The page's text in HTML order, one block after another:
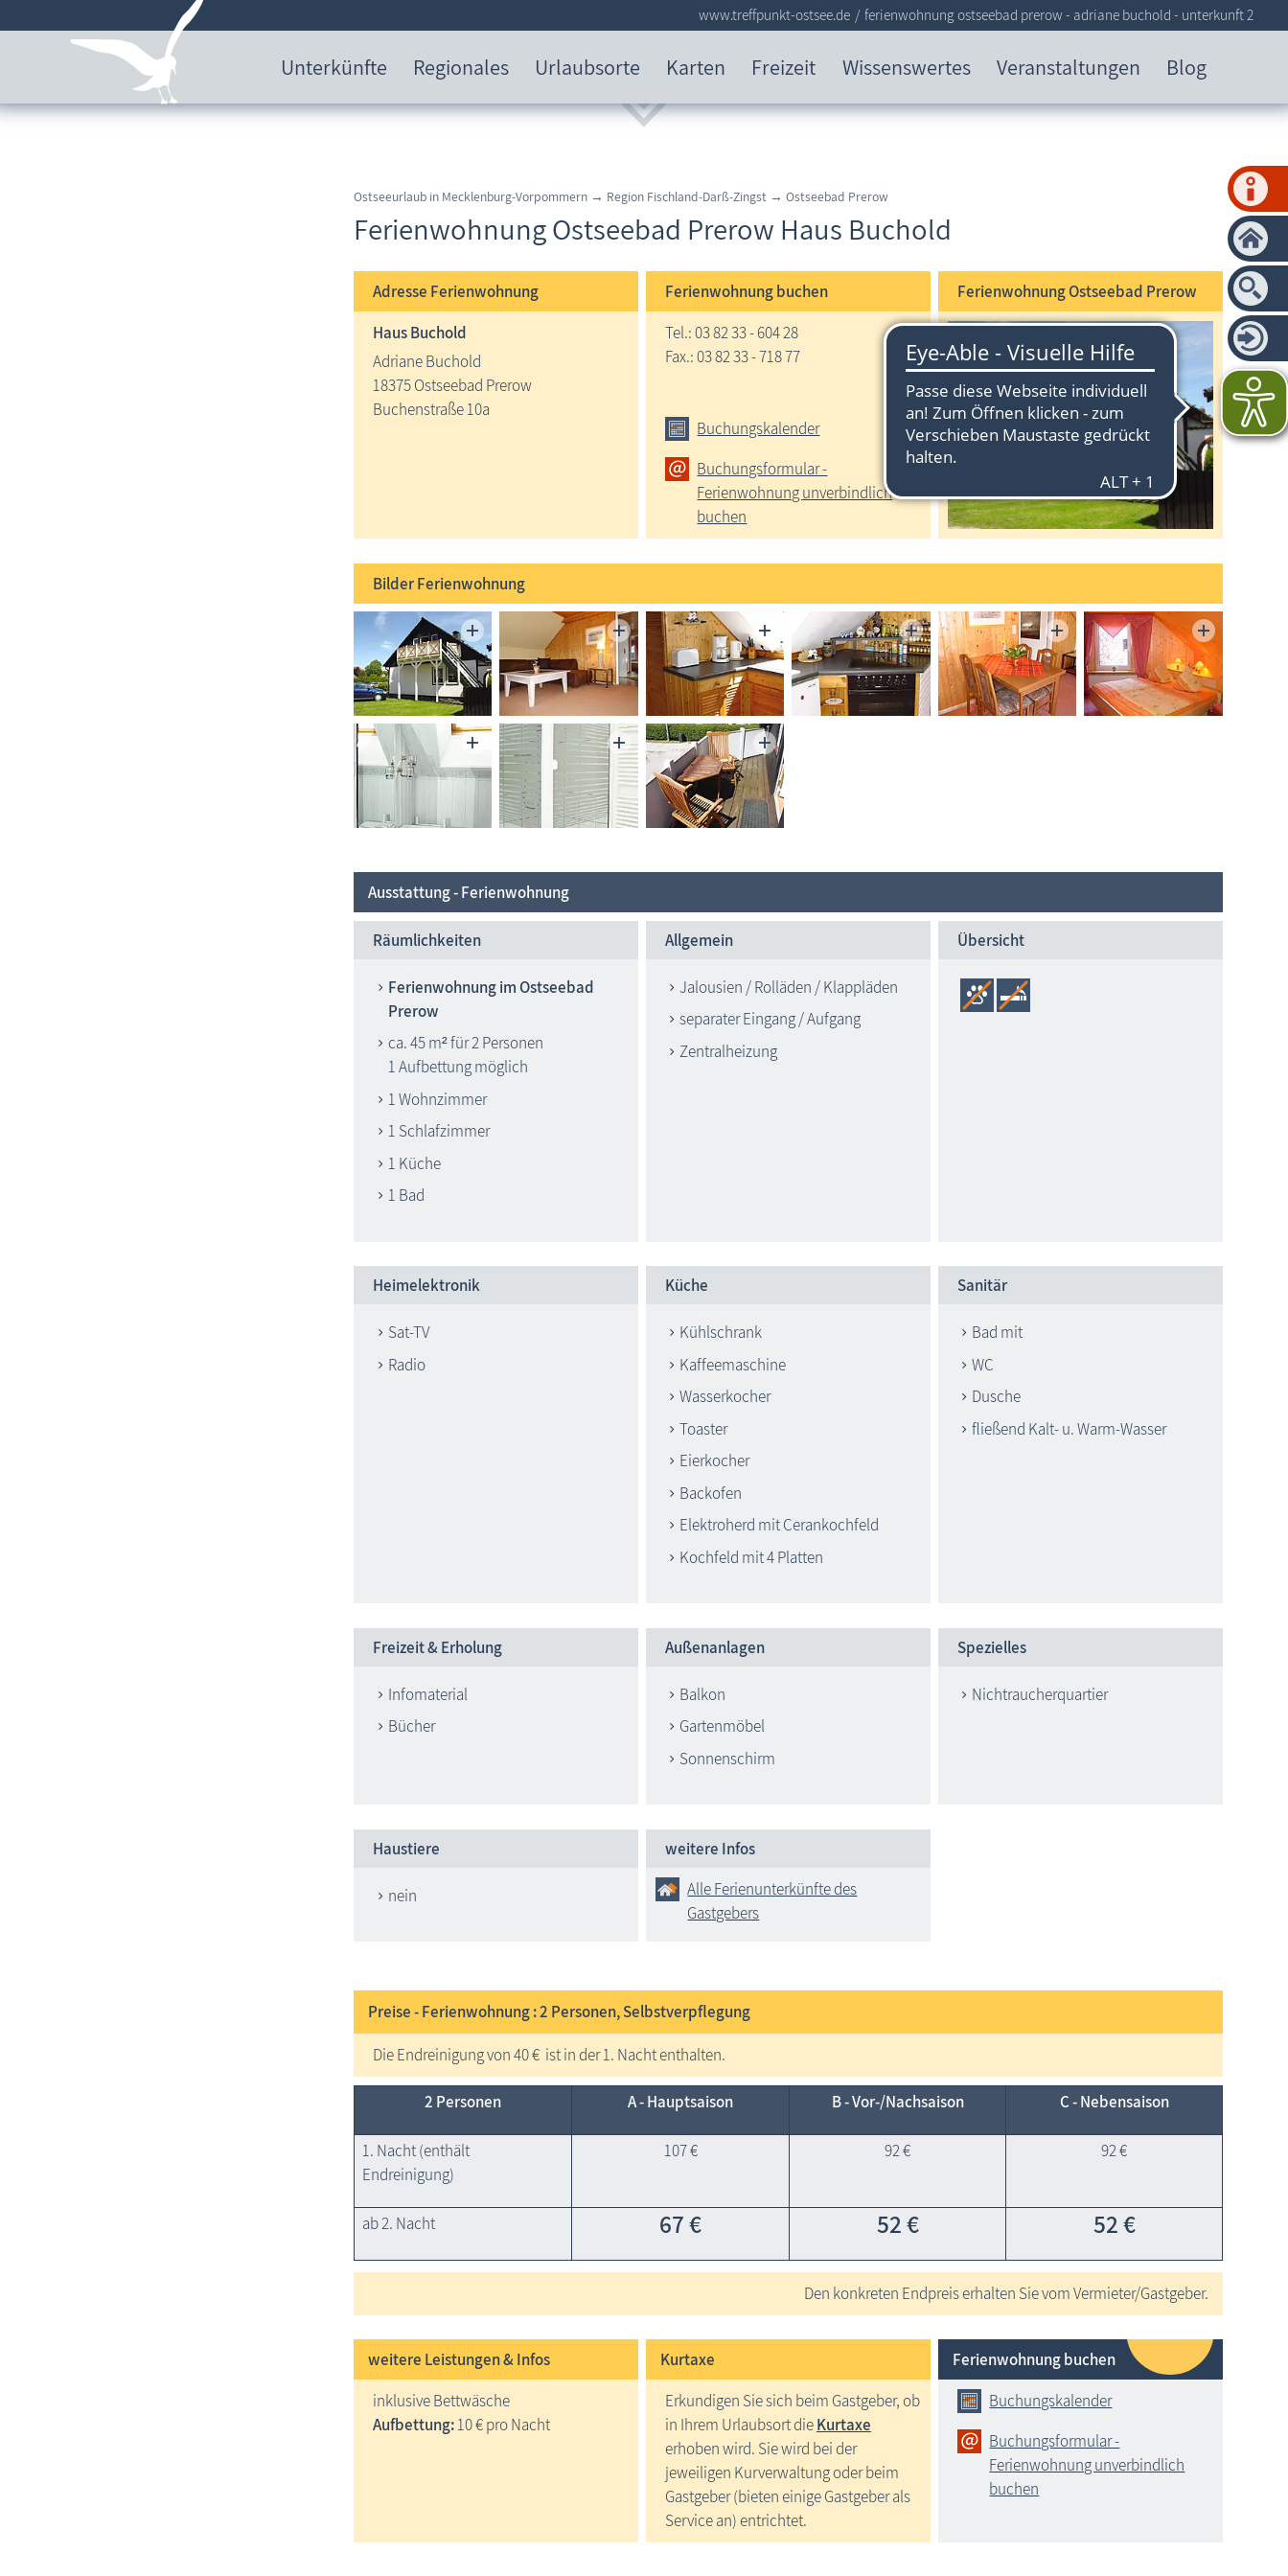
Unterkünfte Regionales Urlaubsorte Karten Freizeit Wissenswertes Veranstaltungen Blog
www.treffpunkt-ostsee.de ferienwohnung ostseebad prerow - adriane buchold - unterkunft 2
Ostseeurlaub in Mecklenburg-Vorpommern → Region Fischland-Darß-Zingst → Ostseebad Prerow
Ferienwohnung Ostseebad Prerow Haus Buchold
Adresse Ferienwohnung
Haus Buchold
Adriane Buchold
18375 Ostseebad Prerow
Buchenstraße 10a
Ferienwohnung buchen
Tel.: 03 82 33 - 604 28
Fax.: 03 82 33 - 718 77
Buchungskalender
Buchungsformular -
Ferienwohnung unverbindlich
buchen
Ferienwohnung Ostseebad Prerow
BilderFerienwohnung
Ausstattung - Ferienwohnung
Räumlichkeiten
Ferienwohnung im Ostseebad
Prerow
ca. 45 m² für 2 Personen
1 Aufbettung möglich
1 Wohnzimmer
1 Schlafzimmer
1 Küche
1 Bad
Allgemein
Jalousien / Rolläden / Klappläden
separater Eingang / Aufgang
Zentralheizung
Übersicht
Heimelektronik
Sat-TV
Radio
Küche
Kühlschrank
Kaffeemaschine
Wasserkocher
Toaster
Eierkocher
Backofen
Elektroherd mit Cerankochfeld
Kochfeld mit 4 Platten
Sanitär
Bad mit
WC
Dusche
fließend Kalt- u. Warm-Wasser
Freizeit & Erholung
Infomaterial
Bücher
Außenanlagen
Balkon
Gartenmöbel
Sonnenschirm
Spezielles
Nichtraucherquartier
Haustiere
nein
weitere Infos
Alle Ferienunterkünfte des
Gastgebers
Preise - Ferienwohnung : 2 Personen, Selbstverpflegung
Die Endreinigung von 40 € ist in der 1. Nacht enthalten.
2 Personen A - Haupt­saison B - Vor-/Nach­saison C - Neben­saison
1. Nacht (enthält
Endreinigung)
107 € 92 € 92 €
ab 2. Nacht 67 € 52 € 52 €
Den konkreten Endpreis erhalten Sie vom Vermieter/Gastgeber.
weitere Leistungen & Infos
inklusive Bettwäsche
Aufbettung:10 € pro Nacht
Kurtaxe
Erkundigen Sie sich beim Gastgeber, ob
in Ihrem Urlaubsort dieKurtaxe
erhoben wird. Sie wird bei der
jeweiligen Kurverwaltung oder beim
Gastgeber (bieten einige Gastgeber als
Service an) entrichtet.
Ferienwohnung buchen
Buchungskalender
Buchungsformular -
Ferienwohnung unverbindlich
buchen